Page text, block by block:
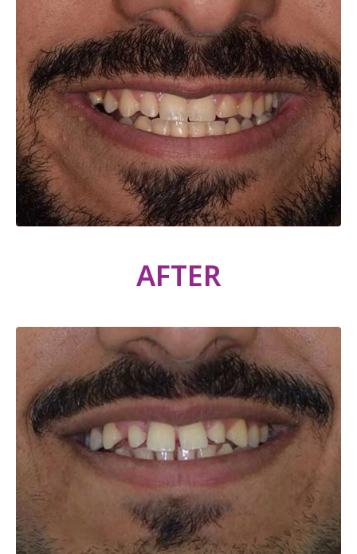
AFTER